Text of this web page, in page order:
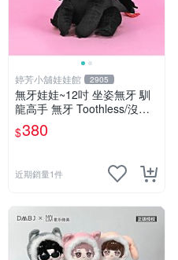
婷芳小舖娃娃館 2905
無牙娃娃~12吋 坐姿無牙 馴
龍高手 無牙 Toothless/沒牙
仔 黑色夜煞公仔-全省配送
$380
近期銷量1件